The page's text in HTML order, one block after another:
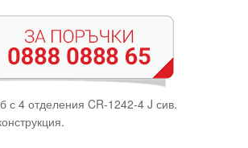
с 4 отделения CR-1242-4 J сив.